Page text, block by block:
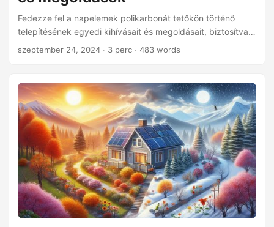
Fedezze fel a napelemek polikarbonát tetőkön történő
telepítésének egyedi kihívásait és megoldásait, biztosítva a
biztonságot és hatékonyságot a megújuló energia
szeptember 24, 2024 · 3 perc · 483 words